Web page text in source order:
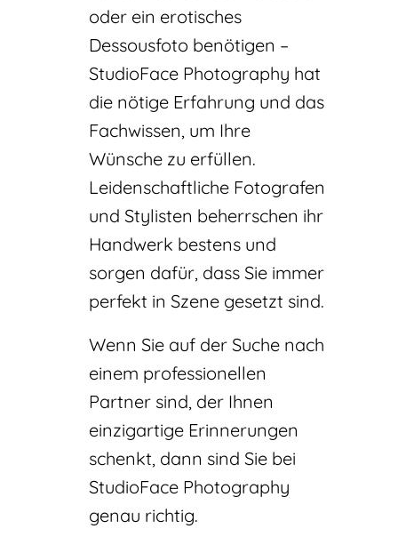
oder ein erotisches
Dessousfoto benötigen –
StudioFace Photography hat
die nötige Erfahrung und das
Fachwissen, um Ihre
Wünsche zu erfüllen.
Leidenschaftliche Fotografen
und Stylisten beherrschen ihr
Handwerk bestens und
sorgen dafür, dass Sie immer
perfekt in Szene gesetzt sind.
Wenn Sie auf der Suche nach
einem professionellen
Partner sind, der Ihnen
einzigartige Erinnerungen
schenkt, dann sind Sie bei
StudioFace Photography
genau richtig.